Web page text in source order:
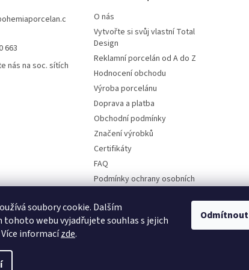
soubory cookie. Dalším
tohoto webu vyjadřujete souhlas s jejich
informacízde.
Odmítnout
663
nás na soc. sítích
O nás
Vytvořte si svůj vlastní Total
Design
Reklamní porcelán od A do Z
Hodnocení obchodu
Výroba porcelánu
Doprava a platba
Obchodní podmínky
Značení výrobků
Certifikáty
FAQ
Podmínky ochrany osobních
údajů
Ruční malba
Kontakty